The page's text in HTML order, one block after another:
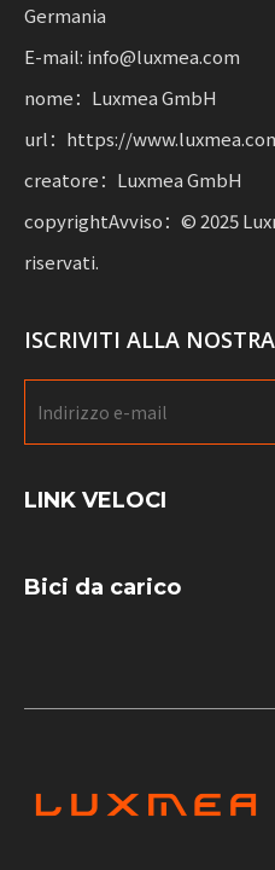
Germania
E-mail: info@luxmea.com
nome：Luxmea GmbH
url：https://
creatore：Luxmea GmbH
copyrightAvviso：© 2025
riservati.
ISCRIVITI ALLA
LINK VELOCI
Bici da carico